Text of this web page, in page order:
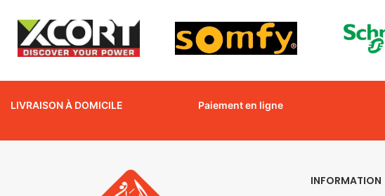
LIVRAISON À DOMICILE Paiement en ligne
INFORMATION